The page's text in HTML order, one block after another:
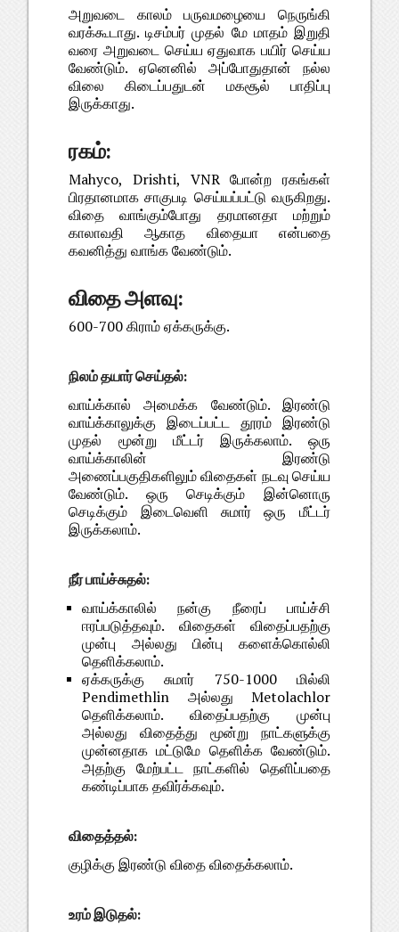
அறுவடை காலம் பருவமழையை நெருங்கி
வரக்கூடாது. டிசம்பர் முதல் மே மாதம் இறுதி
வரை அறுவடை செய்ய ஏதுவாக பயிர் செய்ய
வேண்டும். ஏனெனில் அப்போதுதான் நல்ல
விலை கிடைப்பதுடன் மகசூல் பாதிப்பு
இருக்காது.
ரகம்:
Mahyco, Drishti, VNR போன்ற ரகங்கள்
பிரதானமாக சாகுபடி செய்யப்பட்டு வருகிறது.
விதை வாங்கும்போது தரமானதா மற்றும்
காலாவதி ஆகாத விதையா என்பதை
கவனித்து வாங்க வேண்டும்.
விதை அளவு:
600-700 கிராம் ஏக்கருக்கு.
நிலம் தயார் செய்தல்:
வாய்க்கால் அமைக்க வேண்டும். இரண்டு
வாய்க்காலுக்கு இடைப்பட்ட தூரம் இரண்டு
முதல் மூன்று மீட்டர் இருக்கலாம். ஒரு
வாய்க்காலின் இரண்டு
அணைப்பகுதிகளிலும் விதைகள் நடவு செய்ய
வேண்டும். ஒரு செடிக்கும் இன்னொரு
செடிக்கும் இடைவெளி சுமார் ஒரு மீட்டர்
இருக்கலாம்.
நீர் பாய்ச்சுதல்:
வாய்க்காலில் நன்கு நீரைப் பாய்ச்சி
ஈரப்படுத்தவும். விதைகள் விதைப்பதற்கு
முன்பு அல்லது பின்பு களைக்கொல்லி
தெளிக்கலாம்.
ஏக்கருக்கு சுமார் 750-1000 மில்லி
Pendimethlin அல்லது Metolachlor
தெளிக்கலாம். விதைப்பதற்கு முன்பு
அல்லது விதைத்து மூன்று நாட்களுக்கு
முன்னதாக மட்டுமே தெளிக்க வேண்டும்.
அதற்கு மேற்பட்ட நாட்களில் தெளிப்பதை
கண்டிப்பாக தவிர்க்கவும்.
விதைத்தல்:
குழிக்கு இரண்டு விதை விதைக்கலாம்.
உரம் இடுதல்: